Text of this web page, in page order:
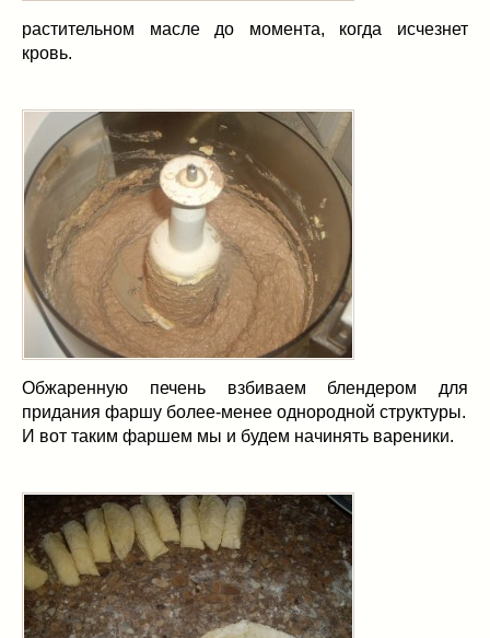
растительном масле до момента, когда исчезнет
кровь.
Обжаренную печень взбиваем блендером для
придания фаршу более-менее однородной структуры.
И вот таким фаршем мы и будем начинять вареники.